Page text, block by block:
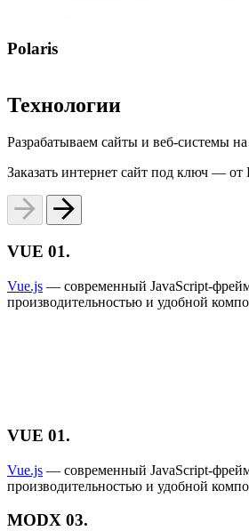
Polaris
Технологии
Разрабатываем сайты и веб-системы
Заказать интернет сайт под ключ —
VUE 01.
Vue.js — современный JavaScript-
производительностью и удобной
VUE 01.
Vue.js — современный JavaScript-
производительностью и удобной
MODX 03.